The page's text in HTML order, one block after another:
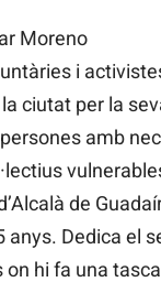
Moreno
i
ciutat per la
amb
de
anys. Dedica el
on hi fa una